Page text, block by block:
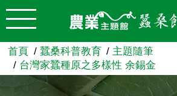
跳到主要內容
農業知識入口網
首頁 蠶桑科普教育
主題隨筆
台灣家蠶種原之多樣性 余錫金